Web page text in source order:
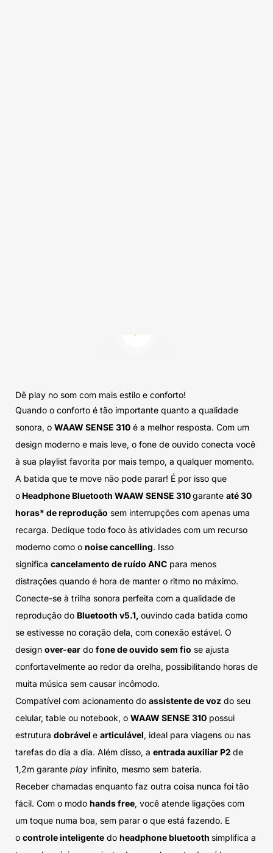
Dê play no som com mais estilo e conforto!
Quando o conforto é tão importante quanto a qualidade
sonora, o WAAW SENSE 310 é a melhor resposta. Com um
design moderno e mais leve, o fone de ouvido conecta você
à sua playlist favorita por mais tempo, a qualquer momento.
A batida que te move não pode parar! É por isso que
o Headphone Bluetooth WAAW SENSE 310garante até 30
horas* de reprodução sem interrupções com apenas uma
recarga. Dedique todo foco às atividades com um recurso
moderno como o noise cancelling. Isso
significa cancelamento de ruído ANC para menos
distrações quando é hora de manter o ritmo no máximo.
Conecte-se à trilha sonora perfeita com a qualidade de
reprodução do Bluetooth v5.1, ouvindo cada batida como
se estivesse no coração dela, com conexão estável. O
design over-ear do fone de ouvido sem fio se ajusta
confortavelmente ao redor da orelha, possibilitando horas de
muita música sem causar incômodo.
Compatível com acionamento do assistente de voz do seu
celular, table ou notebook, o WAAW SENSE 310 possui
estrutura dobrável e articulável, ideal para viagens ou nas
tarefas do dia a dia. Além disso, a entrada auxiliar P2 de
1,2m garante play infinito, mesmo sem bateria.
Receber chamadas enquanto faz outra coisa nunca foi tão
fácil. Com o modo hands free, você atende ligações com
um toque numa boa, sem parar o que está fazendo. E
o controle inteligente do headphone bluetooth simplifica a